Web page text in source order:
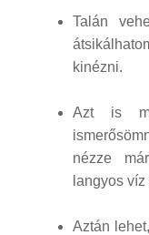
Talán
kinézni.
Azt is
nézze
langyos
Aztán